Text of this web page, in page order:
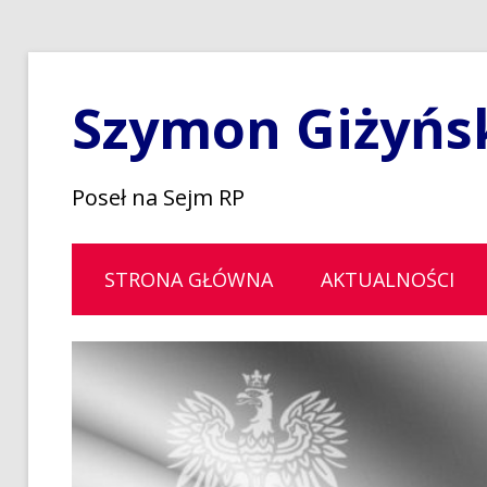
Szymon
Poseł na Sejm RP
STRONA GŁÓWNA AKTUALNOŚCI